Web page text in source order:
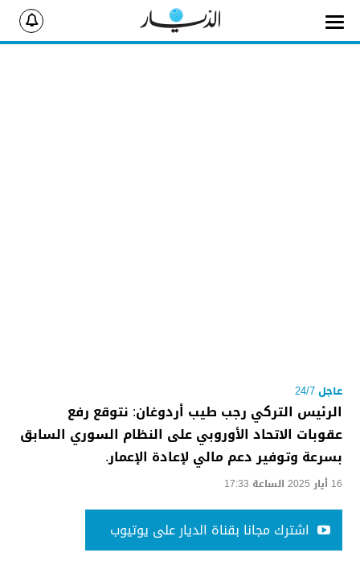
عاجل 24/7
الرئيس التركي رجب طيب أردوغان: نتوقع رفع
عقوبات الاتحاد الأوروبي على النظام السوري السابق
بسرعة وتوفير دعم مالي لإعادة الإعمار.
16 أيار 2025 الساعة 17:33
اشترك مجانا بقناة الديار على يوتيوب